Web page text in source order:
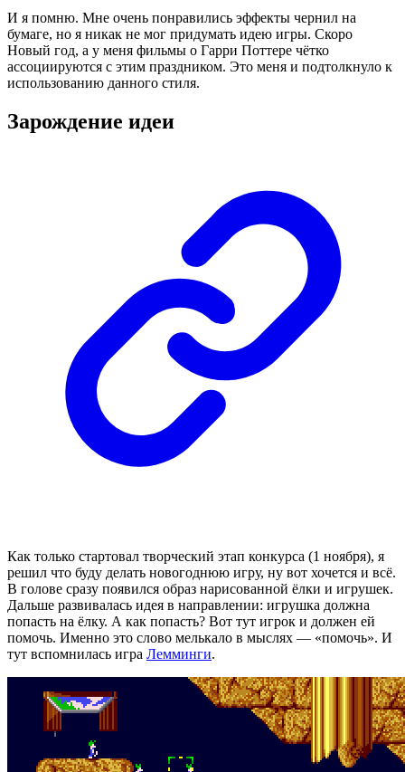
И я помню. Мне очень понравились эффекты чернил на
бумаге, но я никак не мог придумать идею игры. Скоро
Новый год, а у меня фильмы о Гарри Поттере чётко
ассоциируются с этим праздником. Это меня и подтолкнуло к
использованию данного стиля.
Зарождение идеи
Как только стартовал творческий этап конкурса (1 ноября), я
решил что буду делать новогоднюю игру, ну вот хочется и всё.
В голове сразу появился образ нарисованной ёлки и игрушек.
Дальше развивалась идея в направлении: игрушка должна
попасть на ёлку. А как попасть? Вот тут игрок и должен ей
помочь. Именно это слово мелькало в мыслях — «помочь». И
тут вспомнилась игра Лемминги.